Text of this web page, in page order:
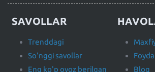
SAVOLLAR
Trenddagi
So'nggi savollar
Eng ko'p ovoz berilgan
Blog